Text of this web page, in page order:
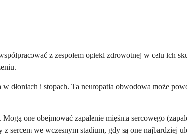
z zespołem opieki zdrowotnej w celu ich
dłoniach i stopach. Ta neuropatia obwodowa może
one obejmować zapalenie mięśnia sercowego
sercem we wczesnym stadium, gdy są one najbardziej